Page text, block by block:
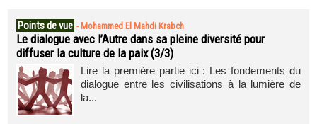
Points de vue - Mohammed El Mahdi Krabch
Le dialogue avec l’Autre dans sa pleine diversité pour
diffuser la culture de la paix (3/3)
Lire la première partie ici : Les fondements du
dialogue entre les civilisations à la lumière de
la...